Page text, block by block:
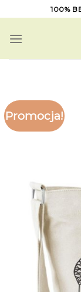
to
content
100%
Promocja!